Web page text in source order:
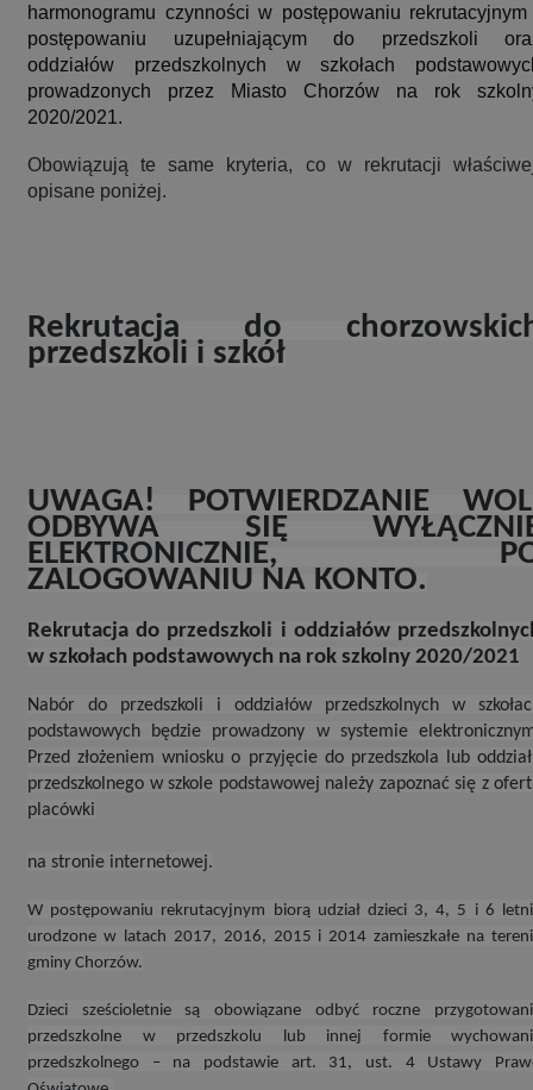
harmonogramu czynności w postępowaniu
postępowaniu uzupełniającym do przedszkoli
oddziałów przedszkolnych w szkołach
prowadzonych przez Miasto Chorzów na rok
2020/2021.
Obowiązują te same kryteria, co w rekrutacji
opisane poniżej.
Rekrutacja do
przedszkoli i szkół
UWAGA! POTWIERDZANIE
ODBYWA SIĘ
ELEKTRONICZNIE,
ZALOGOWANIU NA KONTO.
Rekrutacja do przedszkoli i oddziałów
w szkołach podstawowych na rok szkolny 2020/2021
Nabór do przedszkoli i oddziałów przedszkolnych w
podstawowych będzie prowadzony w systemie
Przed złożeniem wniosku o przyjęcie do przedszkola lub
przedszkolnego w szkole podstawowej należy zapoznać się z
placówki
na stronie internetowej.
W postępowaniu rekrutacyjnym biorą udział dzieci 3, 4, 5 i 6
urodzone w latach 2017, 2016, 2015 i 2014 zamieszkałe na
gminy Chorzów.
Dzieci sześcioletnie są obowiązane odbyć roczne
przedszkolne w przedszkolu lub innej formie
przedszkolnego – na podstawie art. 31, ust. 4 Ustawy